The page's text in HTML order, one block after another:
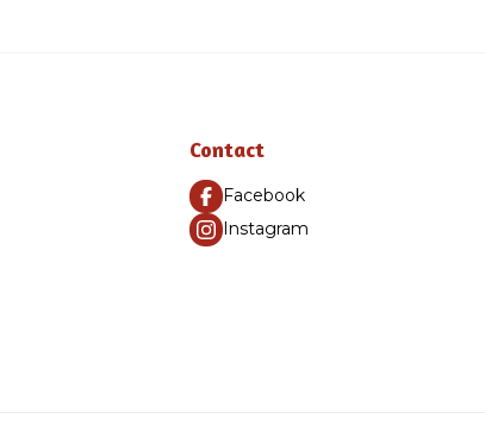
Contact
Facebook
Instagram